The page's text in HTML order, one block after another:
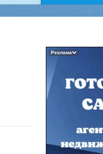
Реклама